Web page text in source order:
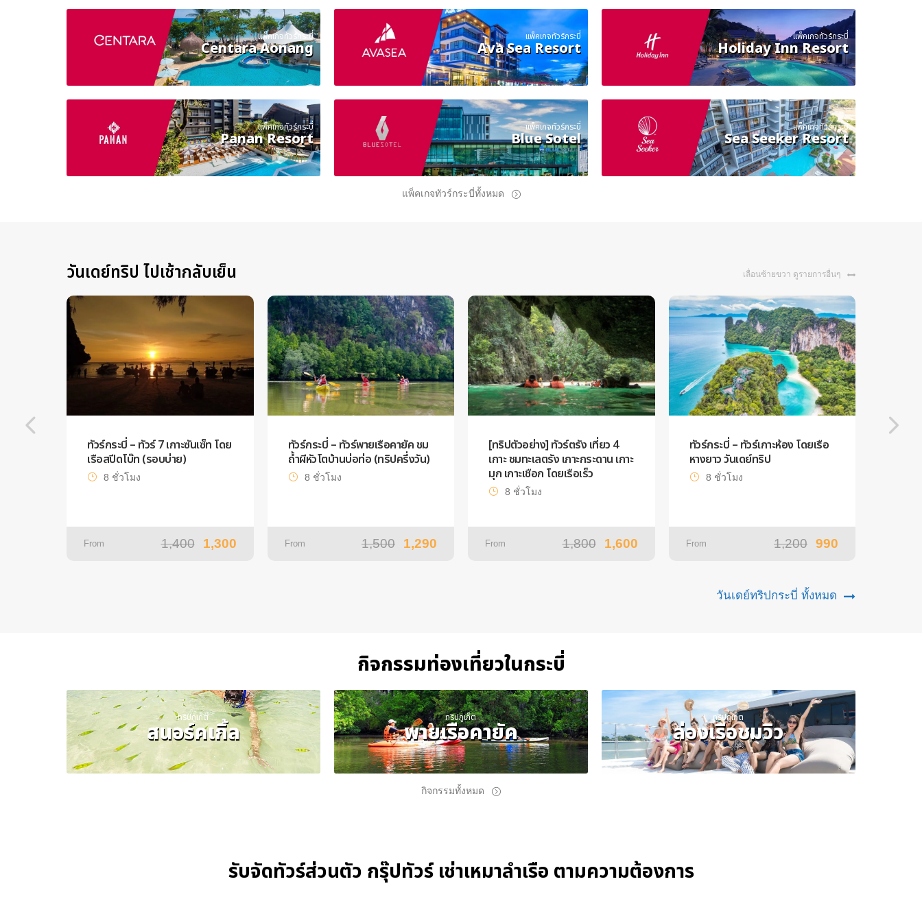
แพ็คเกจทัวร์กระบี่
Centara Aonang
แพ็คเกจทัวร์กระบี่
Ava Sea Resort
แพ็คเกจทัวร์กระบี่
Holiday Inn Resort
แพ็คเกจทัวร์กระบี่
Panan Resort
แพ็คเกจทัวร์กระบี่
Blue Sotel
แพ็คเกจทัวร์กระบี่
Sea Seeker Resort
แพ็คเกจทัวร์กระบี่ทั้งหมด
วันเดย์ทริป ไปเช้ากลับเย็น เลื่อนซ้ายขวา ดูรายการอื่นๆ
ทัวร์กระบี่ – ทัวร์ 7 เกาะซันเซ็ท โดย
เรือสปีดโบ๊ท (รอบบ่าย)
8 ชั่วโมง
From 1,400 1,300
ทัวร์กระบี่ – ทัวร์พายเรือคายัค ชม
ถ้ำผีหัวโตบ้านบ่อท่อ (ทริปครึ่งวัน)
8 ชั่วโมง
From 1,500 1,290
[ทริปตัวอย่าง] ทัวร์ตรัง เที่ยว 4
เกาะ ชมทะเลตรัง เกาะกระดาน เกาะ
มุก เกาะเชือก โดยเรือเร็ว
8 ชั่วโมง
From 1,800 1,600
ทัวร์กระบี่ – ทัวร์เกาะห้อง โดยเรือ
หางยาว วันเดย์ทริป
8 ชั่วโมง
From 1,200 990
วันเดย์ทริปกระบี่ ทั้งหมด
กิจกรรมท่องเที่ยวในกระบี่
ทริปภูเก็ต
สนอร์คเกิ้ล ทริปภูเก็ต
พายเรือคายัค ทริปภูเก็ต
ล่องเรือชมวิว
กิจกรรมทั้งหมด
รับจัดทัวร์ส่วนตัว กรุ๊ปทัวร์ เช่าเหมาลำเรือ ตามความต้องการ